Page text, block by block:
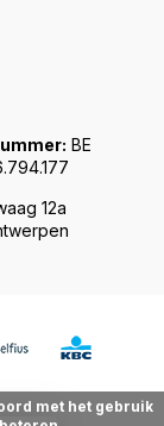
12a
BE
met het gebruik